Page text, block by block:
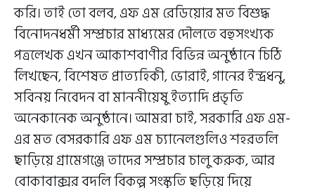
করি। তাই তো বলব, এফ এম রেডিয়োর মত বিশুদ্ধ
বিনোদনধর্মী সম্প্রচার মাধ্যমের দৌলতে বহুসংখ্যক
পত্রলেখক এখন আকাশবাণীর বিভিন্ন অনুষ্ঠানে চিঠি
লিখছেন, বিশেষত প্রাত্যহিকী, ভোরাই, গানের ইন্দ্রধনু,
সবিনয় নিবেদন বা মাননীয়েষু ইত্যাদি প্রভৃতি
অনেকানেক অনুষ্ঠানে। আমরা চাই, সরকারি এফ এম-
এর মত বেসরকারি এফ এম চ্যানেলগুলিও শহরতলি
ছাড়িয়ে গ্রামেগঞ্জে তাদের সম্প্রচার চালু করুক, আর
বোকাবাক্সর বদলি বিকল্প সংস্কৃতি ছড়িয়ে দিয়ে